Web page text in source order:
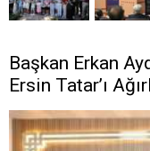
Başkan Erkan
Ersin Tatar’ı